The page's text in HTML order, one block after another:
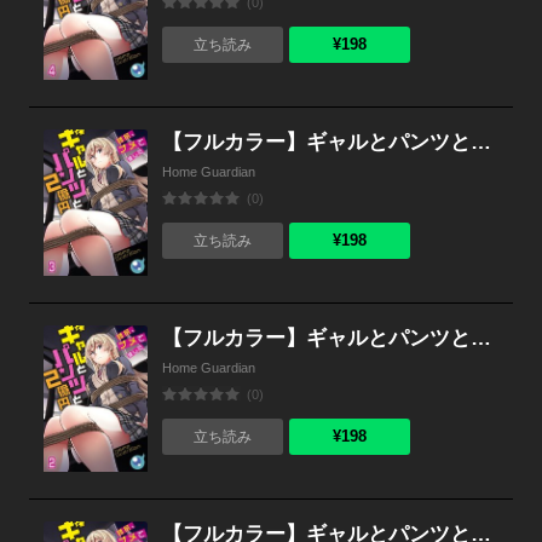
立ち読み ¥198
【フルカラー】ギャルとパンツと２億円～誘拐、ナメてました～（３）
Home Guardian
(0)
立ち読み ¥198
【フルカラー】ギャルとパンツと２億円～誘拐、ナメてました～（２）
Home Guardian
(0)
立ち読み ¥198
【フルカラー】ギャルとパンツと２億円～誘拐、ナメてました～（１）